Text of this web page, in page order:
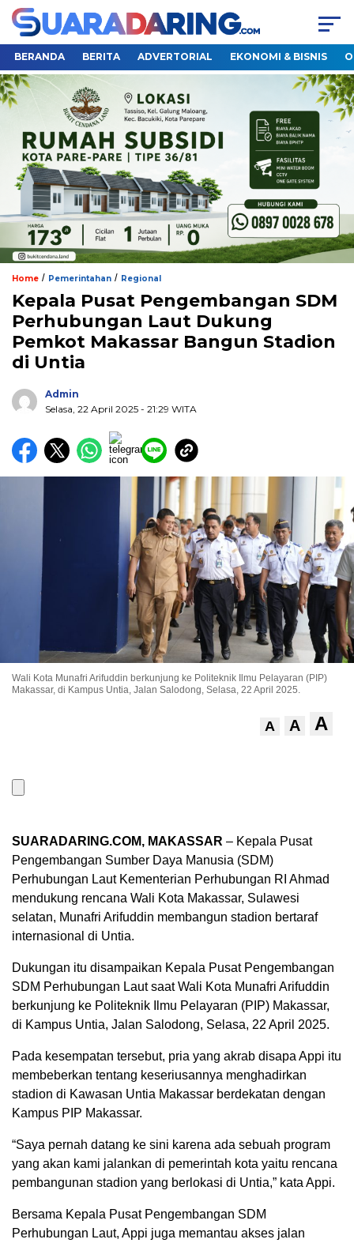
BERANDA BERITA ADVERTORIAL EKONOMI & BISNIS
Home / Pemerintahan / Regional
Kepala Pusat Pengembangan SDM
Perhubungan Laut Dukung
Pemkot Makassar Bangun Stadion
di Untia
Admin
Selasa, 22 April 2025 - 21:29 WITA
Wali Kota Munafri Arifuddin berkunjung ke Politeknik Ilmu Pelayaran (PIP)
Makassar, di Kampus Untia, Jalan Salodong, Selasa, 22 April 2025.
A A A
SUARADARING.COM, MAKASSAR – Kepala Pusat
Pengembangan Sumber Daya Manusia (SDM)
Perhubungan Laut Kementerian Perhubungan RI Ahmad
mendukung rencana Wali Kota Makassar, Sulawesi
selatan, Munafri Arifuddin membangun stadion bertaraf
internasional di Untia.
Dukungan itu disampaikan Kepala Pusat Pengembangan
SDM Perhubungan Laut saat Wali Kota Munafri Arifuddin
berkunjung ke Politeknik Ilmu Pelayaran (PIP) Makassar,
di Kampus Untia, Jalan Salodong, Selasa, 22 April 2025.
Pada kesempatan tersebut, pria yang akrab disapa Appi itu
membeberkan tentang keseriusannya menghadirkan
stadion di Kawasan Untia Makassar berdekatan dengan
Kampus PIP Makassar.
“Saya pernah datang ke sini karena ada sebuah program
yang akan kami jalankan di pemerintah kota yaitu rencana
pembangunan stadion yang berlokasi di Untia,” kata Appi.
Bersama Kepala Pusat Pengembangan SDM
Perhubungan Laut, Appi juga memantau akses jalan